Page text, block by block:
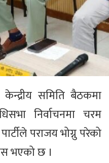
समिति बैठकमा
निर्वाचनमा चरम
पराजय भोग्नु परेको
भएको छ ।